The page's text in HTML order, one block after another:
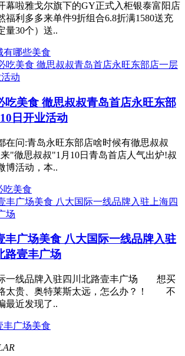
幕啦雅戈尔旗下的GY正式入柜银泰富阳店
福利多多来单件9折组合6.8折满1580送充
量30个）送..
有哪些美食
吃美食 徹思叔叔青岛首店永旺东部
日开业活动
在问:青岛永旺东部店啥时候有徹思叔叔
"徹思叔叔"1月10日青岛首店人气出炉!叔
博活动，本..
吃美食
丰广场美食 八大国际一线品牌入驻
路壹丰广场
线品牌入驻四川北路壹丰广场 想买
太贵、奥特莱斯太远，怎么办？！ 不
最近发现了..
丰广场美食